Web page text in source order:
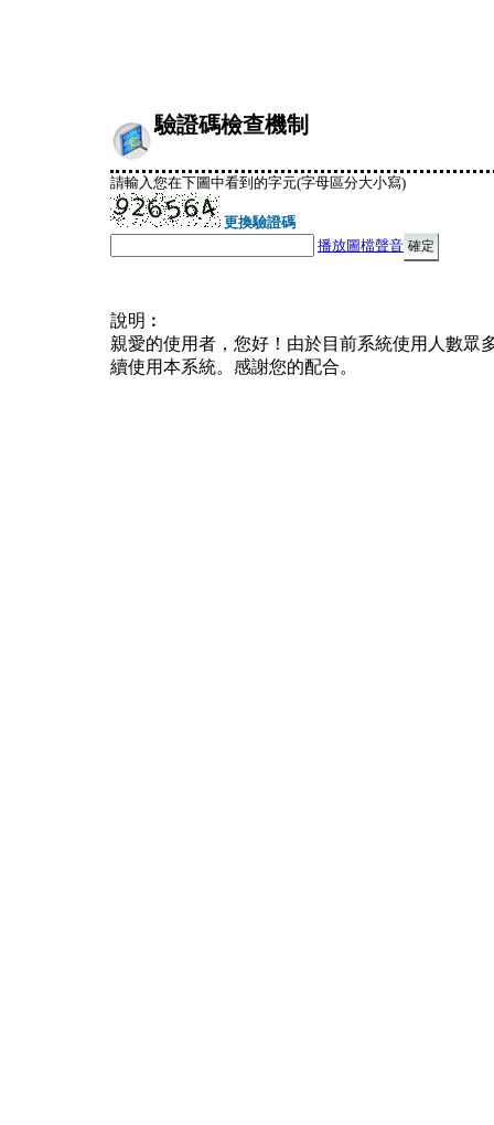
驗證碼檢查機制
請輸入您在下圖中看到的字元(字母區分大小寫)
更換驗證碼
播放圖檔聲音
說明︰
親愛的使用者，您好！由於目前系統使用人數眾
續使用本系統。感謝您的配合。